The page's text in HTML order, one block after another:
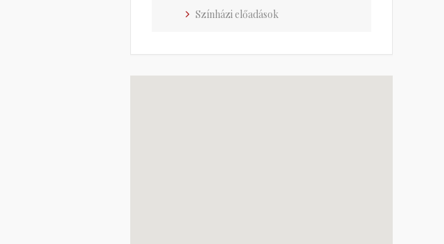
Színházi előadások